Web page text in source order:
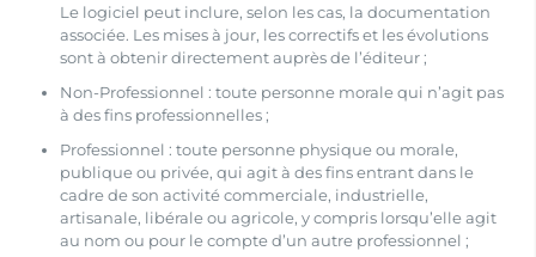
Le logiciel peut inclure, selon les cas, la documentation
associée. Les mises à jour, les correctifs et les évolutions
sont à obtenir directement auprès de l’éditeur ;
Non-Professionnel : toute personne morale qui n’agit pas
à des fins professionnelles ;
Professionnel : toute personne physique ou morale,
publique ou privée, qui agit à des fins entrant dans le
cadre de son activité commerciale, industrielle,
artisanale, libérale ou agricole, y compris lorsqu’elle agit
au nom ou pour le compte d’un autre professionnel ;